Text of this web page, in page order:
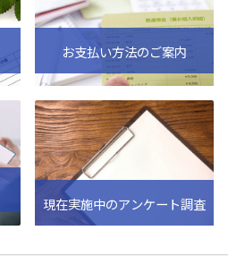
お支払い方法のご案内
現在実施中のアンケート調査